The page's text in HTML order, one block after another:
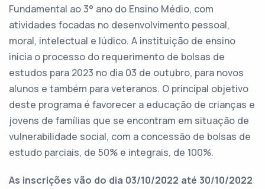
Fundamental ao 3° ano do Ensino Médio, com
atividades focadas no desenvolvimento pessoal,
moral, intelectual e lúdico. A instituição de ensino
inicia o processo do requerimento de bolsas de
estudos para 2023 no dia 03 de outubro, para novos
alunos e também para veteranos. O principal objetivo
deste programa é favorecer a educação de crianças e
jovens de famílias que se encontram em situação de
vulnerabilidade social, com a concessão de bolsas de
estudo parciais, de 50% e integrais, de 100%.
As inscrições vão do dia 03/10/2022 até 30/10/2022